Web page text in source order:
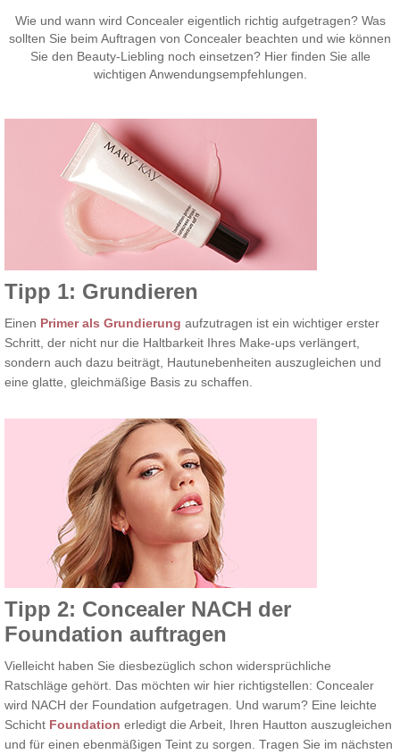
Wie und wann wird Concealer eigentlich richtig aufgetragen? Was
sollten Sie beim Auftragen von Concealer beachten und wie können
Sie den Beauty-Liebling noch einsetzen? Hier finden Sie alle
wichtigen Anwendungsempfehlungen.
Tipp 1: Grundieren
Einen Primer als Grundierung aufzutragen ist ein wichtiger erster
Schritt, der nicht nur die Haltbarkeit Ihres Make-ups verlängert,
sondern auch dazu beiträgt, Hautunebenheiten auszugleichen und
eine glatte, gleichmäßige Basis zu schaffen.
Tipp 2: Concealer NACH der
Foundation auftragen
Vielleicht haben Sie diesbezüglich schon widersprüchliche
Ratschläge gehört. Das möchten wir hier richtigstellen: Concealer
wird NACH der Foundation aufgetragen. Und warum? Eine leichte
Schicht Foundation erledigt die Arbeit, Ihren Hautton auszugleichen
und für einen ebenmäßigen Teint zu sorgen. Tragen Sie im nächsten